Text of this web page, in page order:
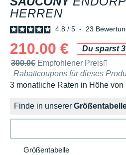
HERREN
4.8 / 5 - 23
210.00 €
Du sparst
Unverbindliche Preisempfehlung
300.0€ Empfohlener Preis
Rabattcoupons für dieses
3 monatliche Raten in Höhe von
Ohne Zusatzkosten
Finde in unserer
Größentabelle